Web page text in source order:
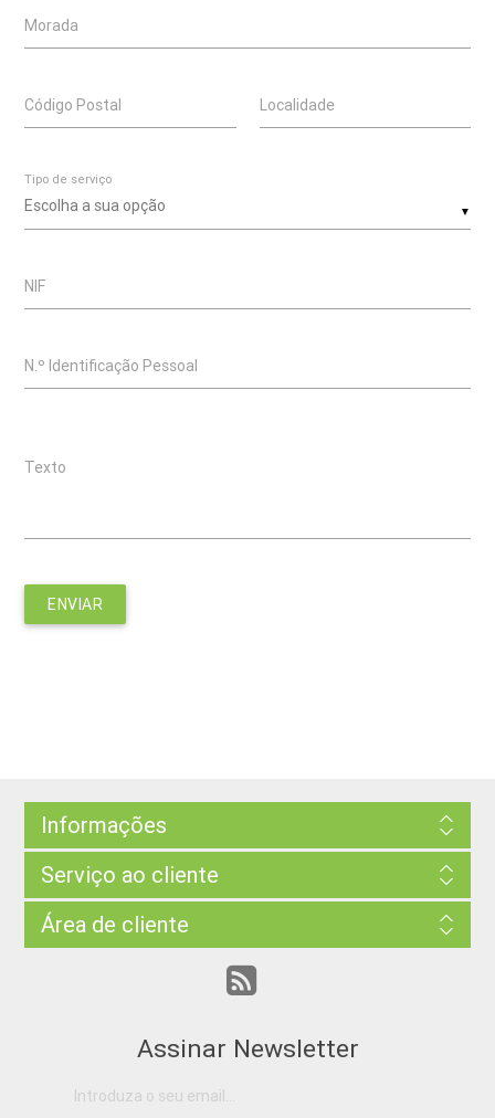
Morada
Código Postal Localidade
▼
Tipo de serviço
NIF
N.º Identificação Pessoal
Texto
ENVIAR
Informações
Serviço ao cliente
Área de cliente
Assinar Newsletter